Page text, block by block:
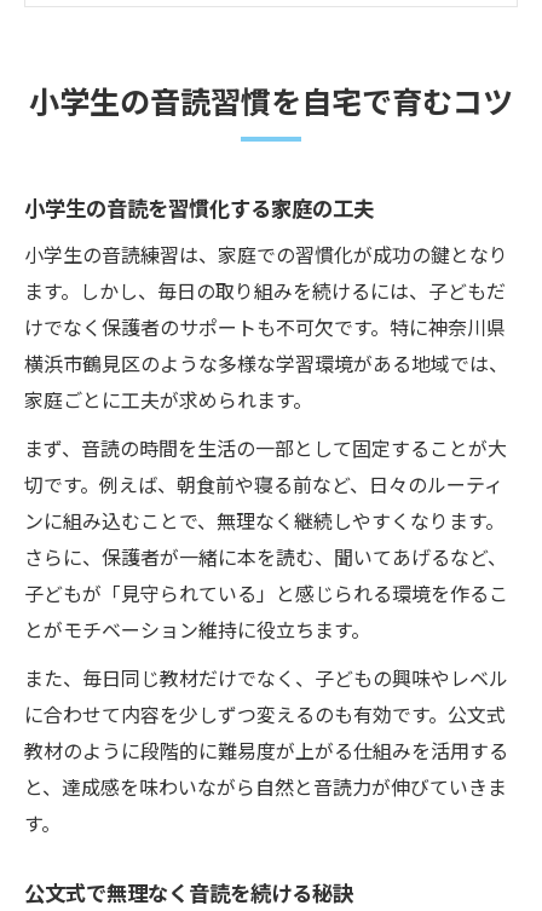
公文式で広がる小学生の音読力
公文式が小学生の音読力を伸ばす理由
個々のペースで音読が上達する公文式
小学生の音読力強化に役立つ学習法
公文式で自信がつく小学生の音読練習
毎日の音読練習が楽しく続く方法
小学生の音読を楽しく続けるコツとは
公文式学習で毎日音読が習慣になる理由
音読練習に飽きない工夫を家庭で実践
小学生が音読を好きになる家庭学習法
公文式で音読を無理なく楽しめる仕組み
柔軟な公文式学習で音読が上達
小学生の音読力を伸ばす公文式の柔軟性
音読学習に最適な公文式の指導法とは
小学生に合わせた音読教材選びの工夫
公文式の柔軟な教材が音読力を支える理由
公文式で音読練習を無理なく取り入れる方
小学生の音読習慣を自宅で育むコツ
小学生の音読を習慣化する家庭の工夫
小学生の音読練習は、家庭での習慣化が成功の鍵となり
ます。しかし、毎日の取り組みを続けるには、子どもだ
けでなく保護者のサポートも不可欠です。特に神奈川県
横浜市鶴見区のような多様な学習環境がある地域では、
家庭ごとに工夫が求められます。
まず、音読の時間を生活の一部として固定することが大
切です。例えば、朝食前や寝る前など、日々のルーティ
ンに組み込むことで、無理なく継続しやすくなります。
さらに、保護者が一緒に本を読む、聞いてあげるなど、
子どもが「見守られている」と感じられる環境を作るこ
とがモチベーション維持に役立ちます。
また、毎日同じ教材だけでなく、子どもの興味やレベル
に合わせて内容を少しずつ変えるのも有効です。公文式
教材のように段階的に難易度が上がる仕組みを活用する
と、達成感を味わいながら自然と音読力が伸びていきま
す。
公文式で無理なく音読を続ける秘訣